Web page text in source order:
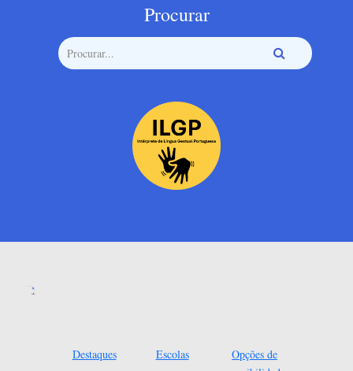
Procurar
Destaques Escolas
Opções de